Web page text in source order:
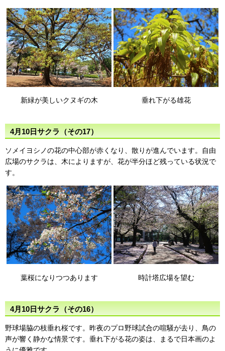
新緑が美しいクヌギの木 垂れ下がる雄花
4月10日サクラ（その17）
ソメイヨシノの花の中心部が赤くなり、散りが進んでいます。自由
広場のサクラは、木によりますが、花が半分ほど残っている状況で
す。
葉桜になりつつあります 時計塔広場を望む
4月10日サクラ（その16）
野球場脇の枝垂れ桜です。昨夜のプロ野球試合の喧騒が去り、鳥の
声が響く静かな情景です。垂れ下がる花の姿は、まるで日本画のよ